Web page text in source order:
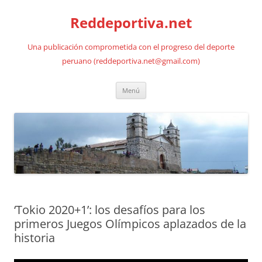
Reddeportiva.net
Una publicación comprometida con el progreso del deporte
peruano (reddeportiva.net@gmail.com)
Menú
‘Tokio 2020+1’: los desafíos para los
primeros Juegos Olímpicos aplazados de la
historia